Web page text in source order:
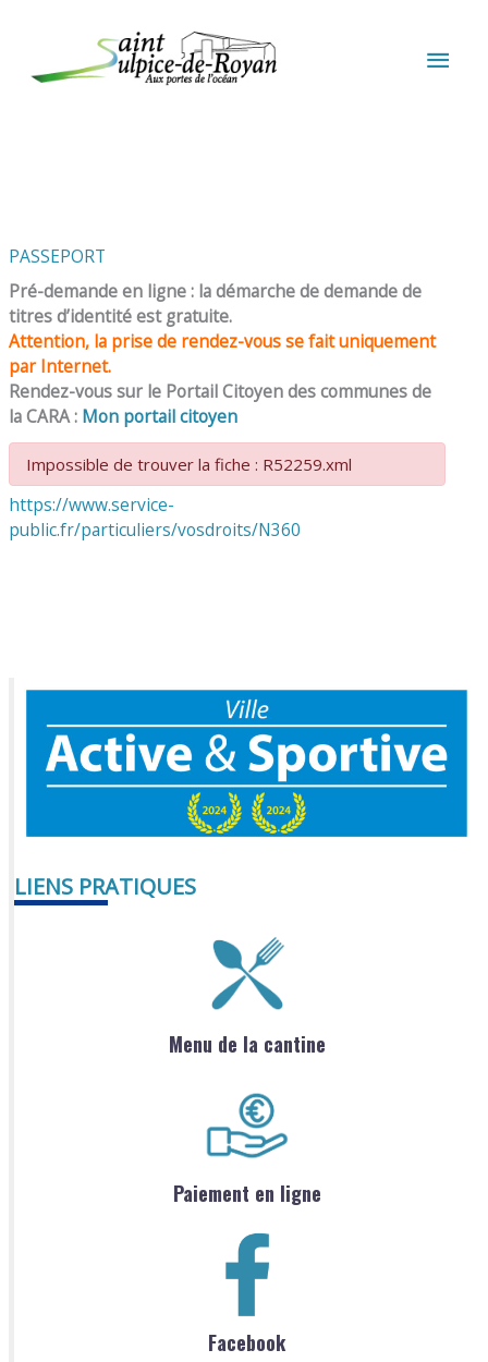
PASSEPORT
Pré-demande en ligne : la démarche de demande de
titres d’identité est gratuite.
Attention, la prise de rendez-vous se fait uniquement
par Internet.
Rendez-vous sur le Portail Citoyen des communes de
la CARA : Mon portail citoyen
Impossible de trouver la fiche : R52259.xml
https://www.service-
public.fr/particuliers/vosdroits/N360
LIENS PRATIQUES
Menu de la cantine
Paiement en ligne
Facebook